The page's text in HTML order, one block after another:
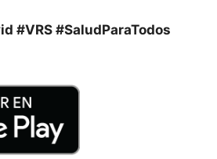
#VRS #SaludParaTodos